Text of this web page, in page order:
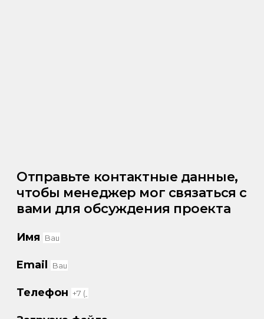
Отправьте контактные данные,
чтобы менеджер мог связаться с
вами для обсуждения проекта
Имя
Email
Телефон